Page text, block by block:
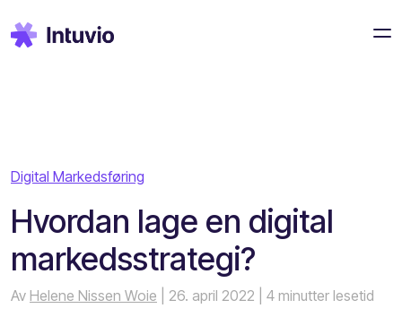
Digital Markedsføring
Hvordan lage en digital
markedsstrategi?
Av Helene Nissen Woie | 26. april 2022 | 4 minutter lesetid